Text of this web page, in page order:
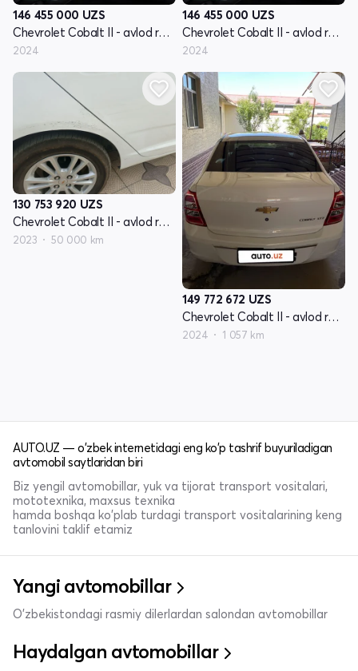
146 455 000 UZS
Chevrolet Cobalt II - avlod restyling
2024
146 455 000 UZS
Chevrolet Cobalt II - avlod restyling
2024
130 753 920 UZS
Chevrolet Cobalt II - avlod restyling
2023 50 000 km
149 772 672 UZS
Chevrolet Cobalt II - avlod restyling
2024 1 057 km
AUTO.UZ — o'zbek internetidagi eng ko'p tashrif buyuriladigan
avtomobil saytlaridan biri
Biz yengil avtomobillar, yuk va tijorat transport vositalari,
mototexnika, maxsus texnika
hamda boshqa ko'plab turdagi transport vositalarining keng
tanlovini taklif etamiz
Yangi avtomobillar
O'zbekistondagi rasmiy dilerlardan salondan avtomobillar
Haydalgan avtomobillar